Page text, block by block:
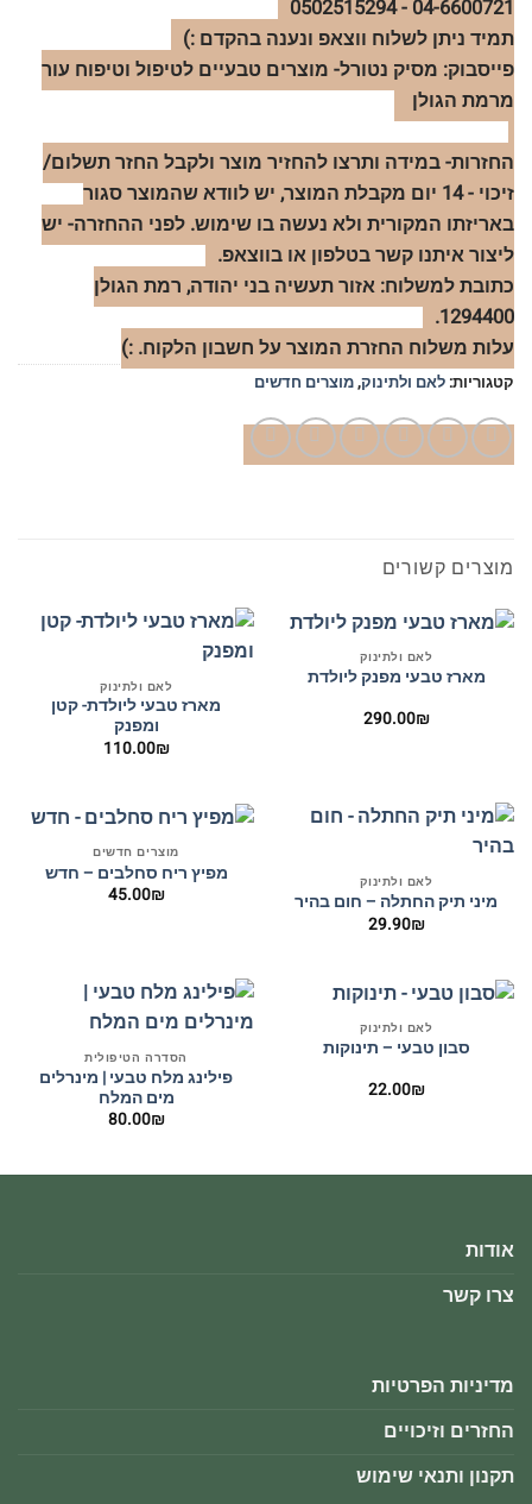
04-6600721 - 0502515294
תמיד ניתן לשלוח ווצאפ ונענה בהקדם :)
פייסבוק: מסיק נטורל- מוצרים טבעיים לטיפול וטיפוח עור
מרמת הגולן
החזרות- במידה ותרצו להחזיר מוצר ולקבל החזר תשלום/
זיכוי - 14 יום מקבלת המוצר, יש לוודא שהמוצר סגור
באריזתו המקורית ולא נעשה בו שימוש. לפני ההחזרה- יש
ליצור איתנו קשר בטלפון או בווצאפ.
כתובת למשלוח: אזור תעשיה בני יהודה, רמת הגולן
1294400.
עלות משלוח החזרת המוצר על חשבון הלקוח. :)
קטגוריות: לאם ולתינוק,מוצרים חדשים
מוצרים קשורים
לאם ולתינוק
מארז טבעי מפנק ליולדת
290.00₪
לאם ולתינוק
מארז טבעי ליולדת- קטן
ומפנק
110.00₪
לאם ולתינוק
מיני תיק החתלה – חום בהיר
29.90₪
מוצרים חדשים
מפיץ ריח סחלבים – חדש
45.00₪
לאם ולתינוק
סבון טבעי – תינוקות
22.00₪
הסדרה הטיפולית
פילינג מלח טבעי | מינרלים
מים המלח
80.00₪
אודות
צרו קשר
מדיניות הפרטיות
החזרים וזיכויים
תקנון ותנאי שימוש